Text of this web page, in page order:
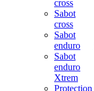
cross
Sabot
cross
Sabot
enduro
Sabot
enduro
Xtrem
Protection